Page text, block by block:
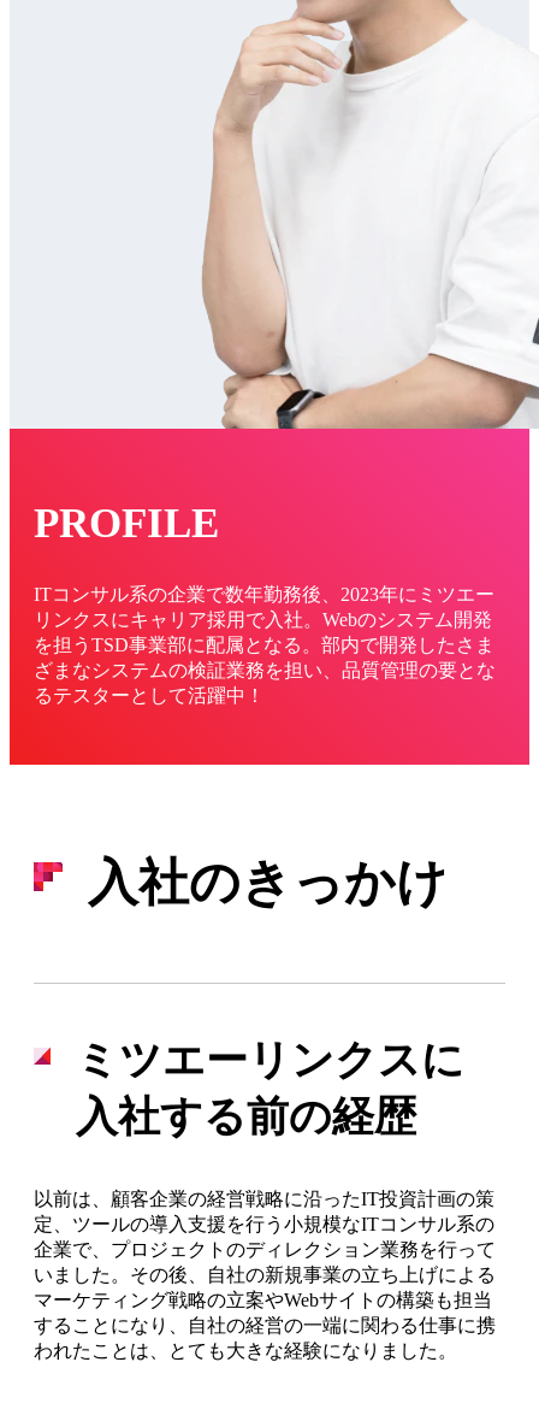
仲間を知る
People
スタッフインタビュー
LINKS MOVIE
働く環境・制度を知る
Workplace
社風と組織文化
オフィス案内
福利厚生・各種制度
PROFILE
ITコンサル系の企業で数年勤務後、2023年にミツエー
リンクスにキャリア採用で入社。Webのシステム開発
を担うTSD事業部に配属となる。部内で開発したさま
ざまなシステムの検証業務を担い、品質管理の要とな
るテスターとして活躍中！
入社のきっかけ
ミツエーリンクスに
入社する前の経歴
以前は、顧客企業の経営戦略に沿ったIT投資計画の策
定、ツールの導入支援を行う小規模なITコンサル系の
企業で、プロジェクトのディレクション業務を行って
いました。その後、自社の新規事業の立ち上げによる
マーケティング戦略の立案やWebサイトの構築も担当
することになり、自社の経営の一端に関わる仕事に携
われたことは、とても大きな経験になりました。